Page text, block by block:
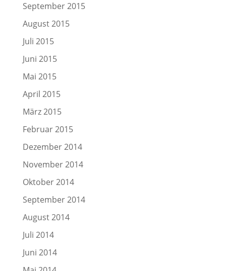
September 2015
August 2015
Juli 2015
Juni 2015
Mai 2015
April 2015
März 2015
Februar 2015
Dezember 2014
November 2014
Oktober 2014
September 2014
August 2014
Juli 2014
Juni 2014